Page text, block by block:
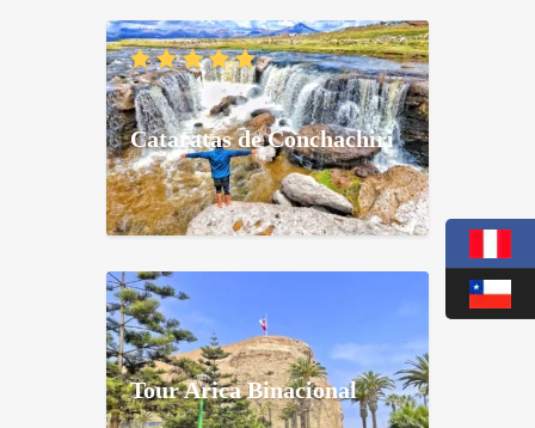
Cataratas de Conchachiri
Tour Arica Binacional